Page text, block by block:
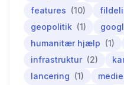
features (10)
geopolitik (1)
humanitær hjælp (1)
infrastruktur (2)
lancering (1)